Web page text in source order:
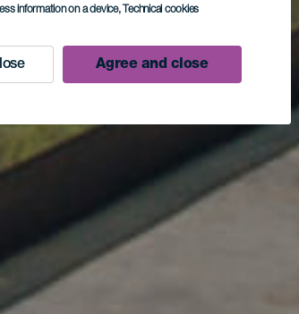
information on a device, Technical cookies
Agree and close